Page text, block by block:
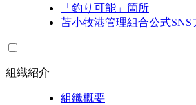
「釣り可能」箇所
苫小牧港管理組合公式SNS
組織紹介
組織概要